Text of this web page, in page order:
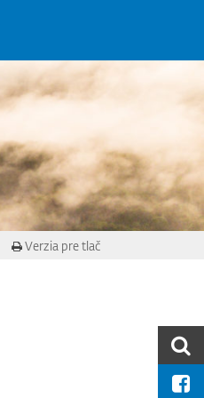
Verzia pre tlač